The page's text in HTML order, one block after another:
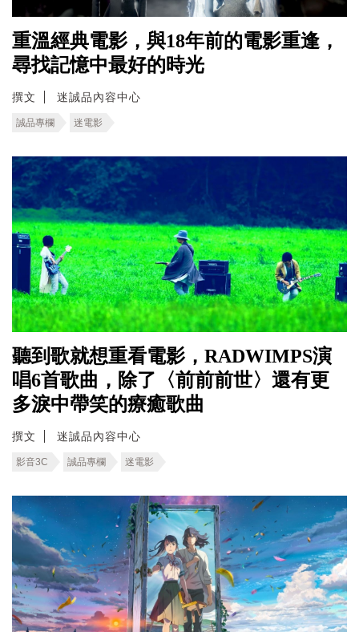
重溫經典電影，與18年前的電影重逢，
尋找記憶中最好的時光
撰文 迷誠品內容中心
誠品專欄 迷電影
聽到歌就想重看電影，RADWIMPS演
唱6首歌曲，除了〈前前前世〉還有更
多淚中帶笑的療癒歌曲
撰文 迷誠品內容中心
影音3C 誠品專欄 迷電影